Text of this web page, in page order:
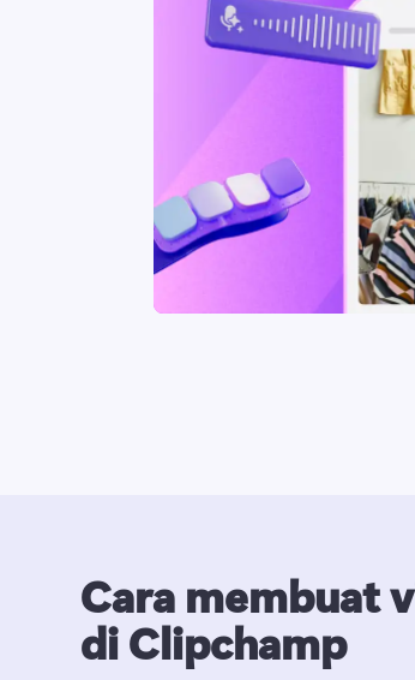
Cara membuat
di Clipchamp